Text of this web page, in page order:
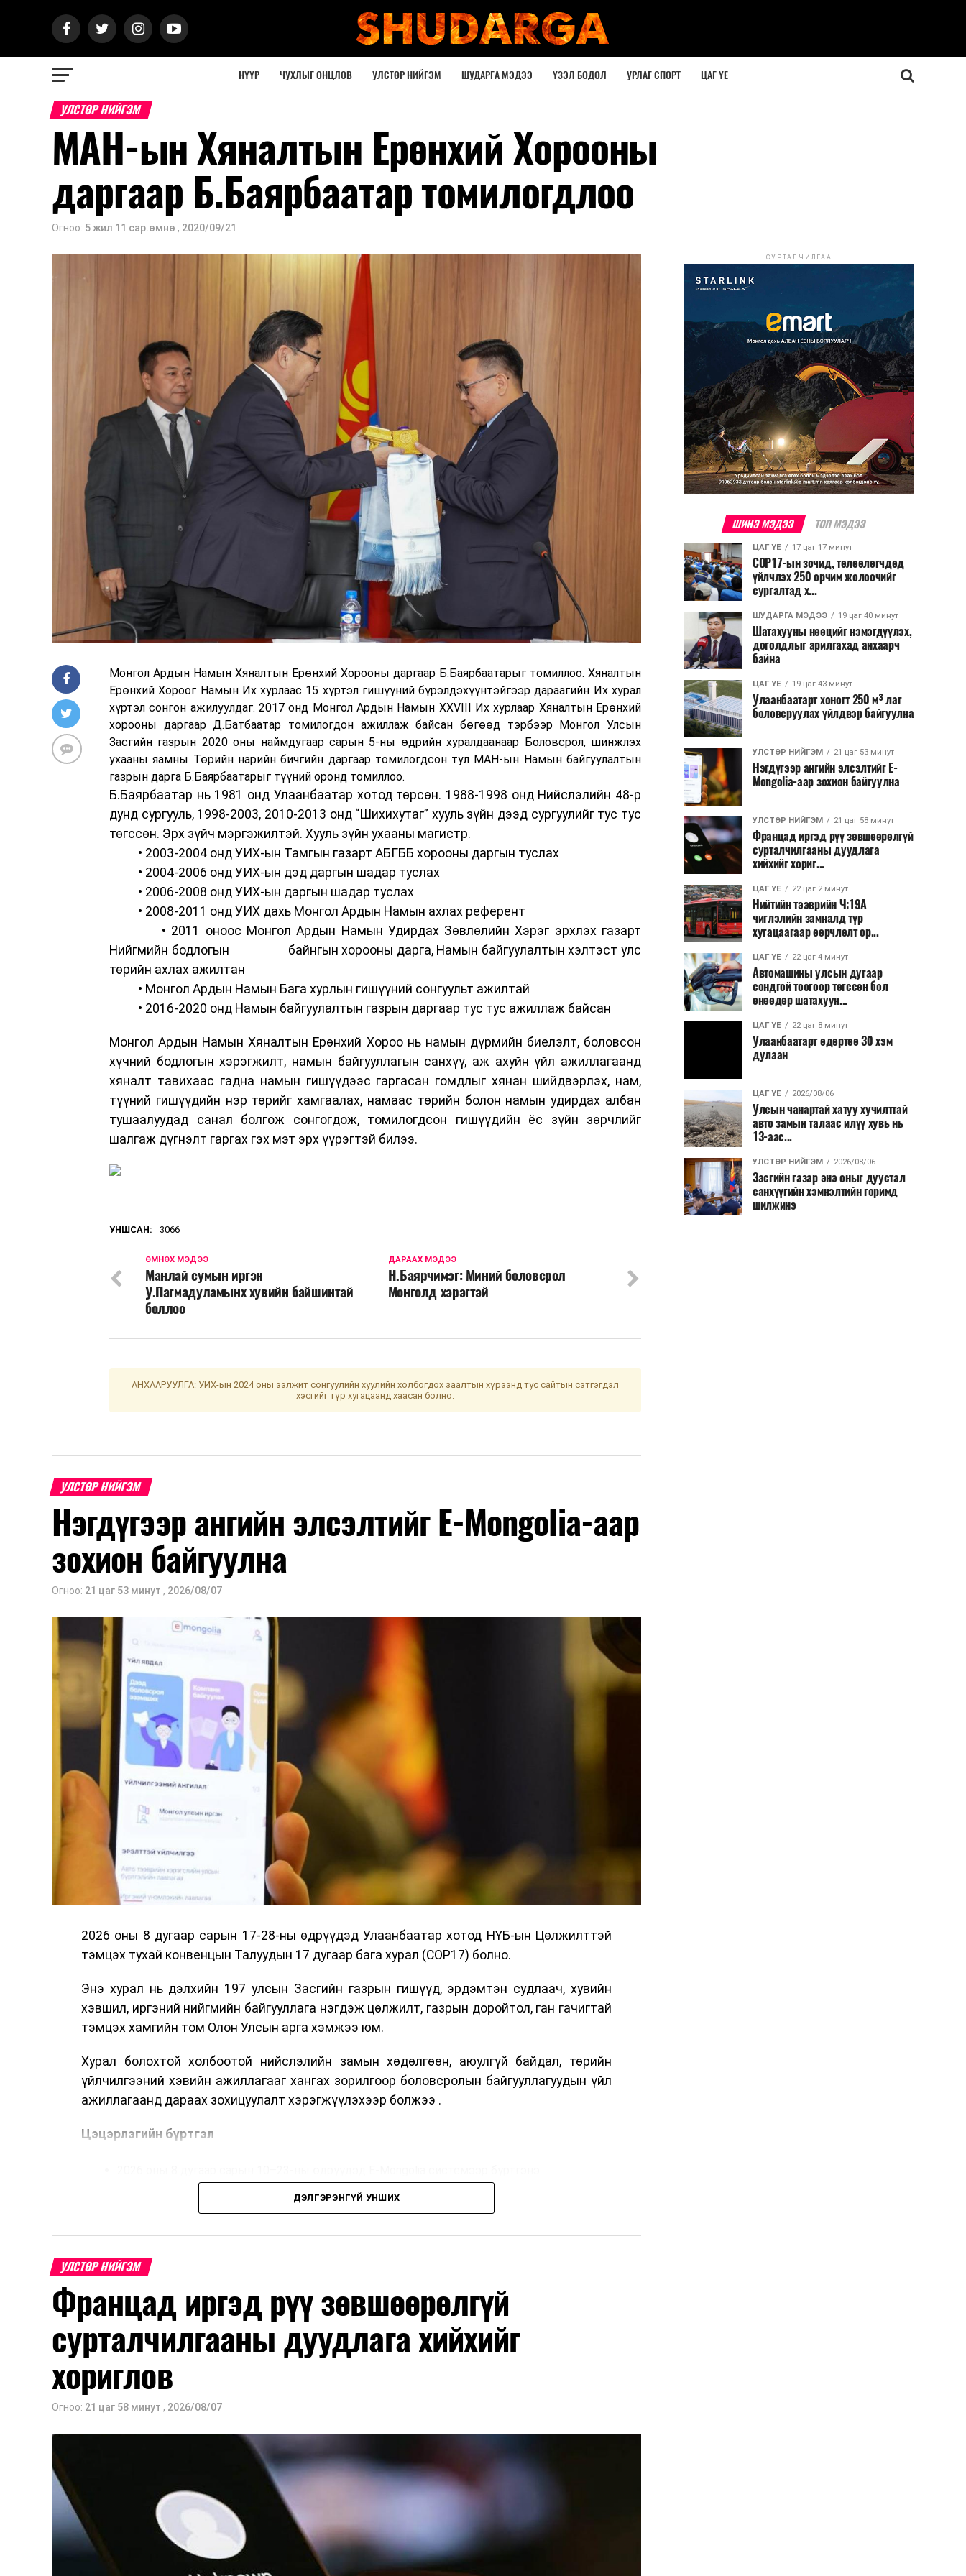
НҮҮР ЧУХЛЫГ ОНЦЛОВ УЛСТӨР НИЙГЭМ ШУДАРГА МЭДЭЭ ҮЗЭЛ БОДОЛ УРЛАГ СПОРТ ЦАГ ҮЕ
УЛСТӨР НИЙГЭМ
МАН-ын Хяналтын Ерөнхий Хорооны
даргаар Б.Баярбаатар томилогдлоо
Огноо: 5 жил 11 сар.өмнө , 2020/09/21
Монгол Ардын Намын Хяналтын Ерөнхий Хорооны даргаар Б.Баярбаатарыг томиллоо. Хяналтын
Ерөнхий Хороог Намын Их хурлаас 15 хүртэл гишүүний бүрэлдэхүүнтэйгээр дараагийн Их хурал
хүртэл сонгон ажилуулдаг. 2017 онд Монгол Ардын Намын XXVIII Их хурлаар Хяналтын Ерөнхий
хорооны даргаар Д.Батбаатар томилогдон ажиллаж байсан бөгөөд тэрбээр Монгол Улсын
Засгийн газрын 2020 оны наймдугаар сарын 5-ны өдрийн хуралдаанаар Боловсрол, шинжлэх
ухааны яамны Төрийн нарийн бичгийн даргаар томилогдсон тул МАН-ын Намын байгуулалтын
газрын дарга Б.Баярбаатарыг түүний оронд томиллоо.
Б.Баярбаатар нь 1981 онд Улаанбаатар хотод төрсөн. 1988-1998 онд Нийслэлийн 48-р
дунд сургууль, 1998-2003, 2010-2013 онд “Шихихутаг” хууль зүйн дээд сургуулийг тус тус
төгссөн. Эрх зүйч мэргэжилтэй. Хууль зүйн ухааны магистр.
• 2003-2004 онд УИХ-ын Тамгын газарт АБГББ хорооны даргын туслах
• 2004-2006 онд УИХ-ын дэд даргын шадар туслах
• 2006-2008 онд УИХ-ын даргын шадар туслах
• 2008-2011 онд УИХ дахь Монгол Ардын Намын ахлах референт
• 2011 оноос Монгол Ардын Намын Удирдах Зөвлөлийн Хэрэг эрхлэх газарт
Нийгмийн бодлогын байнгын хорооны дарга, Намын байгуулалтын хэлтэст улс
төрийн ахлах ажилтан
• Монгол Ардын Намын Бага хурлын гишүүний сонгуульт ажилтай
• 2016-2020 онд Намын байгуулалтын газрын даргаар тус тус ажиллаж байсан
Монгол Ардын Намын Хяналтын Ерөнхий Хороо нь намын дүрмийн биелэлт, боловсон
хүчний бодлогын хэрэгжилт, намын байгууллагын санхүү, аж ахуйн үйл ажиллагаанд
хяналт тавихаас гадна намын гишүүдээс гаргасан гомдлыг хянан шийдвэрлэх, нам,
түүний гишүүдийн нэр төрийг хамгаалах, намаас төрийн болон намын удирдах албан
тушаалуудад санал болгож сонгогдож, томилогдсон гишүүдийн ёс зүйн зөрчлийг
шалгаж дүгнэлт гаргах гэх мэт эрх үүрэгтэй билээ.
УНШСАН: 3066
ДАРААХ МЭДЭЭ
Н.Баярчимэг: Миний боловсрол
Монголд хэрэгтэй
ӨМНӨХ МЭДЭЭ
Манлай сумын иргэн
У.Пагмадуламынх хувийн байшинтай
боллоо
АНХААРУУЛГА: УИХ-ын 2024 оны ээлжит сонгуулийн хуулийн холбогдох заалтын хүрээнд тус сайтын сэтгэгдэл
хэсгийг түр хугацаанд хаасан болно.
УЛСТӨР НИЙГЭМ
Нэгдүгээр ангийн элсэлтийг E-Mongolia-аар
зохион байгуулна
Огноо: 21 цаг 53 минут , 2026/08/07
2026 оны 8 дугаар сарын 17-28-ны өдрүүдэд Улаанбаатар хотод НҮБ-ын Цөлжилттэй
тэмцэх тухай конвенцын Талуудын 17 дугаар бага хурал (COP17) болно.
Энэ хурал нь дэлхийн 197 улсын Засгийн газрын гишүүд, эрдэмтэн судлаач, хувийн
хэвшил, иргэний нийгмийн байгууллага нэгдэж цөлжилт, газрын доройтол, ган гачигтай
тэмцэх хамгийн том Олон Улсын арга хэмжээ юм.
Хурал болохтой холбоотой нийслэлийн замын хөдөлгөөн, аюулгүй байдал, төрийн
үйлчилгээний хэвийн ажиллагааг хангах зорилгоор боловсролын байгууллагуудын үйл
ажиллагаанд дараах зохицуулалт хэрэгжүүлэхээр болжээ .
Цэцэрлэгийн бүртгэл
2026 оны 8 дугаар сарын 17–28-ны өдрүүдэд E-Mongolia системээр бүртгэнэ.
Энэ хугацаанд хүүхэд бүртгэх дэмжлэгийн баг сургуулиуд дээр ажиллахгүй.
2026 оны 9 дүгээр сарын 1-нээс цахимаар эхэлнэ.
2026 оны 9 дүгээр сарын 14-нөөс танхимаар үргэлжилнэ.
Оюутны дотуур байр
2026 оны 9 дүгээр сарын 13-наас оюутнуудыг дотуур байранд оруулж эхэлнэ.
Сургууль, цэцэрлэгийн үйл ажиллагааны зохицуулалт
2026 оны 8 дугаар сарын 17–28-ны өдрүүдэд нийслэлийн бүх сургууль, цэцэрлэгт ажлын
байранд элсэлт, бүртгэл болон бусад аливаа арга хэмжээ зохион байгуулахгүй болно.
ДЭЛГЭРЭНГҮЙ УНШИХ
УЛСТӨР НИЙГЭМ
Францад иргэд рүү зөвшөөрөлгүй
сурталчилгааны дуудлага хийхийг
хориглов
Огноо: 21 цаг 58 минут , 2026/08/07
СУРТАЛЧИЛГАА
ШИНЭ МЭДЭЭ ТОП МЭДЭЭ
ЦАГ ҮЕ 17 цаг 17 минут
COP17-ын зочид, төлөөлөгчдөд
үйлчлэх 250 орчим жолоочийг
сургалтад х...
ШУДАРГА МЭДЭЭ 19 цаг 40 минут
Шатахууны нөөцийг нэмэгдүүлэх,
доголдлыг арилгахад анхаарч
байна
ЦАГ ҮЕ 19 цаг 43 минут
Улаанбаатарт хоногт 250 м³ лаг
боловсруулах үйлдвэр байгуулна
УЛСТӨР НИЙГЭМ 21 цаг 53 минут
Нэгдүгээр ангийн элсэлтийг E-
Mongolia-аар зохион байгуулна
УЛСТӨР НИЙГЭМ 21 цаг 58 минут
Францад иргэд рүү зөвшөөрөлгүй
сурталчилгааны дуудлага
хийхийг хориг...
ЦАГ ҮЕ 22 цаг 2 минут
Нийтийн тээврийн Ч:19А
чиглэлийн замналд түр
хугацаагаар өөрчлөлт ор...
ЦАГ ҮЕ 22 цаг 4 минут
Автомашины улсын дугаар
сондгой тоогоор төгссөн бол
өнөөдөр шатахуун...
ЦАГ ҮЕ 22 цаг 8 минут
Улаанбаатарт өдөртөө 30 хэм
дулаан
ЦАГ ҮЕ 2026/08/06
Улсын чанартай хатуу хучилттай
авто замын талаас илүү хувь нь
13-аас...
УЛСТӨР НИЙГЭМ 2026/08/06
Засгийн газар энэ оныг дуустал
санхүүгийн хэмнэлтийн горимд
шилжинэ